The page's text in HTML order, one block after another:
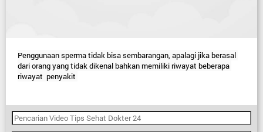
Penggunaan sperma tidak bisa sembarangan, apalagi jika berasal
dari orang yang tidak dikenal bahkan memiliki riwayat beberapa
riwayat  penyakit